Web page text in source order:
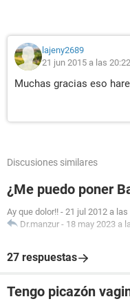
lajeny2689
21 jun 2015 a las 20:22
Muchas gracias eso
Discusiones similares
¿Me puedo poner
Ay que dolor!! - 21 jul 2012 a las
Dr.manzur - 18 may 2023 a
27 respuestas
Tengo picazón